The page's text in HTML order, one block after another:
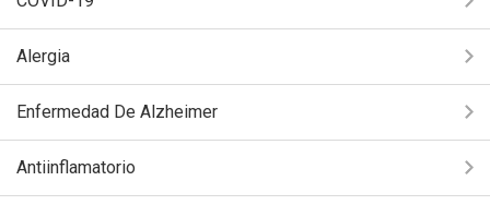
Alergia
Enfermedad De Alzheimer
Antiinflamatorio